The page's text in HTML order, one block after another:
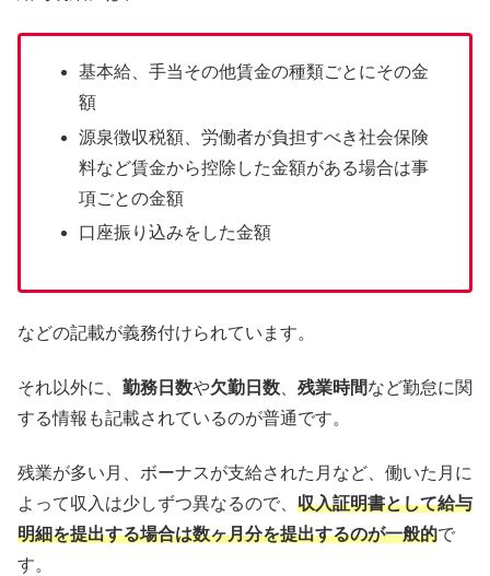
基本給、手当その他賃金の種類ごとにその金
額
源泉徴収税額、労働者が負担すべき社会保険
料など賃金から控除した金額がある場合は事
項ごとの金額
口座振り込みをした金額
などの記載が義務付けられています。
それ以外に、 勤務日数や欠勤日数 残業時間など勤怠に関
する情報も記載されているのが普通です。
残業が多い月、ボーナスが支給された月など、働いた月に
よって収入は少しずつ異なるので、 収入証明書として給与
明細を提出する場合は数ヶ月分を提出するのが一般的で
す。